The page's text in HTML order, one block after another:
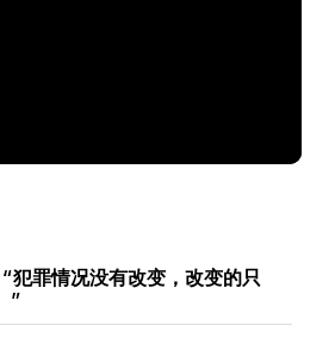
罪情况没有改变，改变的只
”